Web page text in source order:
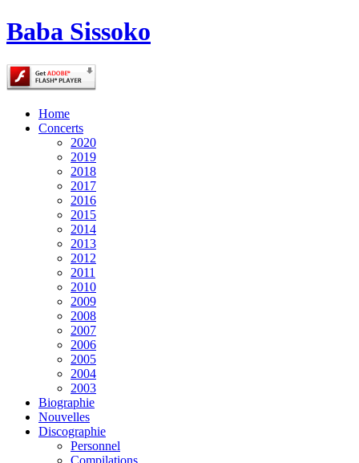
Baba Sissoko
Home
Concerts
2020
2019
2018
2017
2016
2015
2014
2013
2012
2011
2010
2009
2008
2007
2006
2005
2004
2003
Biographie
Nouvelles
Discographie
Personnel
Compilations